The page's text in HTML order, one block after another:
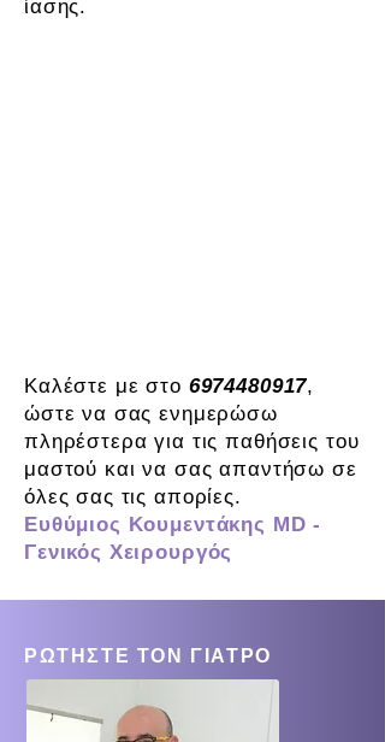
ίασης.
Καλέστε με στο 6974480917,
ώστε να σας ενημερώσω
πληρέστερα για τις παθήσεις του
μαστού και να σας απαντήσω σε
όλες σας τις απορίες.
Ευθύμιος Κουμεντάκης MD -
Γενικός Χειρουργός
ΡΩΤΗΣΤΕ ΤΟΝ ΓΙΑΤΡΟ